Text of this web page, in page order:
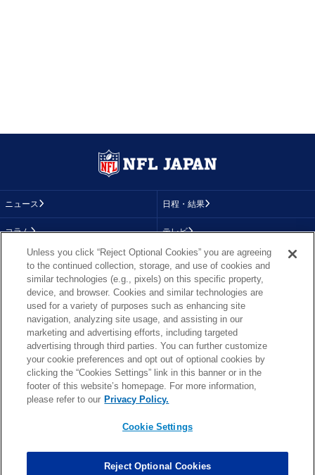
ニュース 日程・結果
コラム テレビ
画像
順位表
About NFL
More NFL 特集
TOP お問い合わせ FAQ
PHOTO BY AP Images / PHOTO BY Getty Images
Unless you click “Reject Optional Cookies” you are agreeing
to the continued collection, storage, and use of cookies and
similar technologies (e.g., pixels) on this specific property,
device, and browser. Cookies and similar technologies are
used for a variety of purposes such as enhancing site
navigation, analyzing site usage, and assisting in our
marketing and advertising efforts, including targeted
advertising through third parties. You can further customize
your cookie preferences and opt out of optional cookies by
clicking the “Cookies Settings” link in this banner or in the
footer of this website’s homepage. For more information,
please refer to our Privacy Policy.
Cookie Settings
Reject Optional Cookies